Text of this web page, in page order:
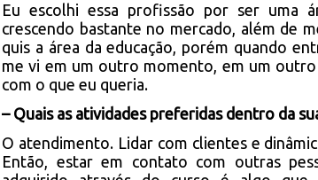
Eu escolhi essa profissão por ser uma
crescendo bastante no mercado, além de
quis a área da educação, porém quando
me vi em um outro momento, em um
com o que eu queria.
– Quais as atividades preferidas dentro da
O atendimento. Lidar com clientes e
Então, estar em contato com outras